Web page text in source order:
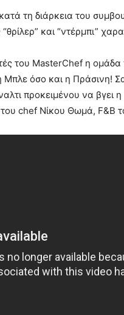
τη διάρκεια του
και “ντέρμπι”
του MasterChef η
όσο και η Πράσινη!
προκειμένου να βγει η
chef Νίκου Θωμά, F&B